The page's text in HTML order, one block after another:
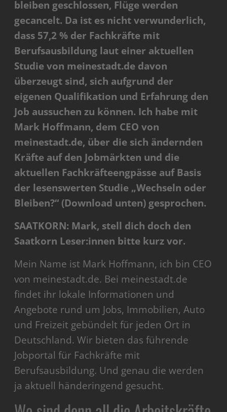
bleiben geschlossen, Flüge werden
gecancelt. Da ist es nicht verwunderlich,
dass 57,2 % der Fachkräfte mit
Berufsausbildung laut einer aktuellen
Studie von meinestadt.de davon
überzeugt sind, sich aufgrund der
eigenen Qualifikation und Erfahrung den
Job aussuchen zu können. Ich habe mit
Mark Hoffmann, dem CEO von
meinestadt.de, über die sich ändernden
Kräfte auf den Jobmärkten und die
aktuellen Fachkräfteengpässe auf Basis
der lesenswerten Studie „Wechseln oder
Bleiben?“ (Download unten) gesprochen.
SAATKORN: Mark, stell dich doch den
Saatkorn Leser:innen bitte kurz vor.
Mein Name ist Mark Hoffmann, ich bin CEO
von meinestadt.de. Bei meinestadt.de
findet ihr lokale Informationen und
Angebote rund um Jobs, Immobilien, Auto
und Freizeit gebündelt für jeden Ort in
Deutschland. Wir bieten das führende
Jobportal für Fachkräfte mit
Berufsausbildung. Und genau die werden
ja aktuell händeringend gesucht.